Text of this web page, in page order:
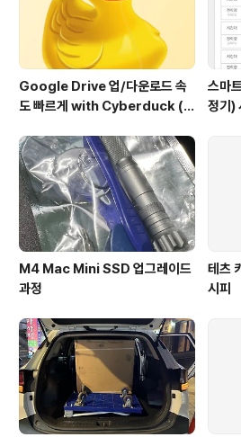
Google Drive 업/다운로드 속
도 빠르게 with Cyberduck (구
가??)
스마
정기)
M4 Mac Mini SSD 업그레이드
과정
테츠
시피